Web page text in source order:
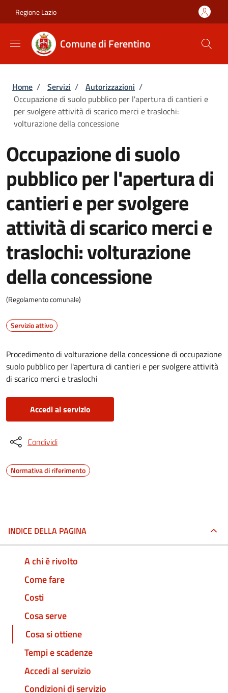
Regione Lazio
Comune di Ferentino
Briciole di pane
Home / Servizi / Autorizzazioni /
Occupazione di suolo pubblico per l'apertura di cantieri e
per svolgere attività di scarico merci e traslochi:
volturazione della concessione
Occupazione di suolo
pubblico per l'apertura di
cantieri e per svolgere
attività di scarico merci e
traslochi: volturazione
della concessione
(Regolamento comunale)
Servizio attivo
Procedimento di volturazione della concessione di occupazione
suolo pubblico per l'apertura di cantieri e per svolgere attività
di scarico merci e traslochi
Accedi al servizio
Condividi
Normativa di riferimento
INDICE DELLA PAGINA
A chi è rivolto
Come fare
Costi
Cosa serve
Cosa si ottiene
Tempi e scadenze
Accedi al servizio
Condizioni di servizio